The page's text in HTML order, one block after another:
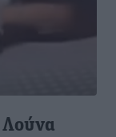
Λούνα